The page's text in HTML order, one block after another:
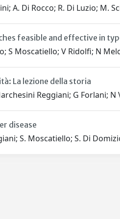
A. Di Rocco; R. Di Luzio; M.
feasible and effective in
S Moscatiello; V Ridolfi; N
La lezione della storia
Reggiani; G Forlani; N
disease
S. Moscatiello; S. Di